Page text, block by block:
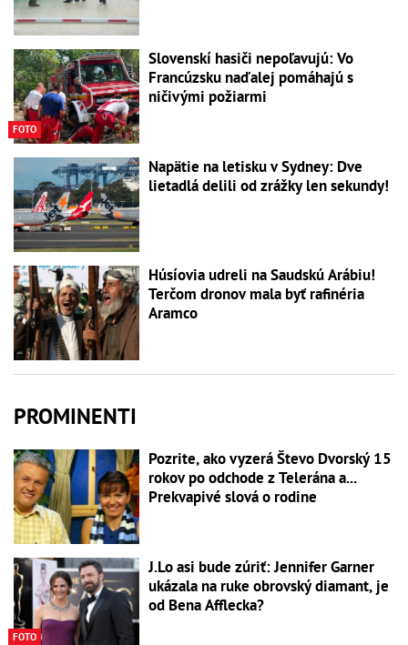
FOTO
Slovenskí hasiči nepoľavujú: Vo
Francúzsku naďalej pomáhajú s
ničivými požiarmi
Napätie na letisku v Sydney: Dve
lietadlá delili od zrážky len sekundy!
Húsíovia udreli na Saudskú Arábiu!
Terčom dronov mala byť rafinéria
Aramco
PROMINENTI
Pozrite, ako vyzerá Števo Dvorský 15
rokov po odchode z Telerána a...
Prekvapivé slová o rodine
FOTO
J.Lo asi bude zúriť: Jennifer Garner
ukázala na ruke obrovský diamant, je
od Bena Afflecka?